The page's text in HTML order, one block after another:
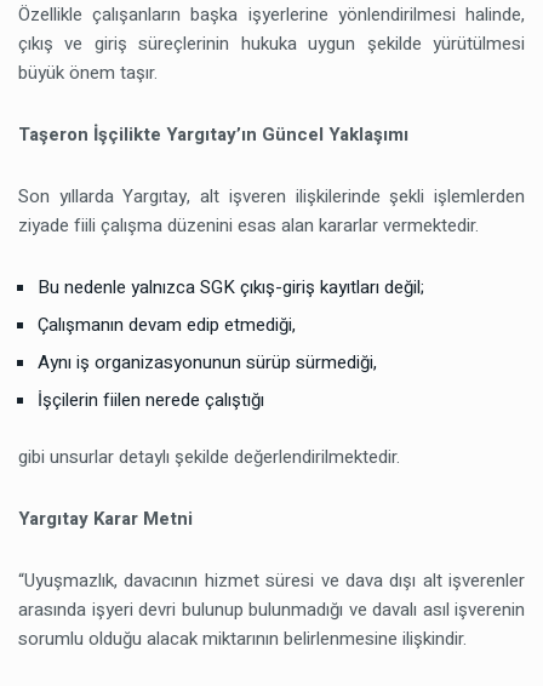
Özellikle çalışanların başka işyerlerine yönlendirilmesi halinde,
çıkış ve giriş süreçlerinin hukuka uygun şekilde yürütülmesi
büyük önem taşır.
Taşeron İşçilikte Yargıtay’ın Güncel Yaklaşımı
Son yıllarda Yargıtay, alt işveren ilişkilerinde şekli işlemlerden
ziyade fiili çalışma düzenini esas alan kararlar vermektedir.
Bu nedenle yalnızca SGK çıkış-giriş kayıtları değil;
Çalışmanın devam edip etmediği,
Aynı iş organizasyonunun sürüp sürmediği,
İşçilerin fiilen nerede çalıştığı
gibi unsurlar detaylı şekilde değerlendirilmektedir.
Yargıtay Karar Metni
“Uyuşmazlık, davacının hizmet süresi ve dava dışı alt işverenler
arasında işyeri devri bulunup bulunmadığı ve davalı asıl işverenin
sorumlu olduğu alacak miktarının belirlenmesine ilişkindir.